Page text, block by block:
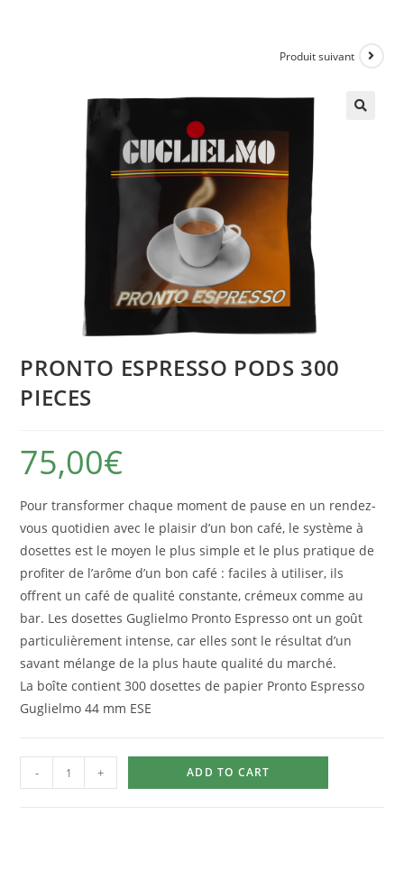
Produit suivant
PRONTO ESPRESSO PODS 300
PIECES
75,00€
Pour transformer chaque moment de pause en un rendez-
vous quotidien avec le plaisir d’un bon café, le système à
dosettes est le moyen le plus simple et le plus pratique de
profiter de l’arôme d’un bon café : faciles à utiliser, ils
offrent un café de qualité constante, crémeux comme au
bar. Les dosettes Guglielmo Pronto Espresso ont un goût
particulièrement intense, car elles sont le résultat d’un
savant mélange de la plus haute qualité du marché.
La boîte contient 300 dosettes de papier Pronto Espresso
Guglielmo 44 mm ESE
- + ADD TO CART